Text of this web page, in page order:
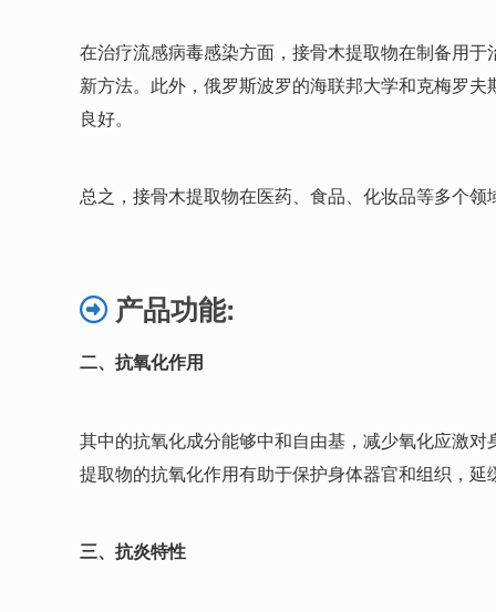
在治疗流感病毒感染方面，接骨木提取物在制备用
新方法。此外，俄罗斯波罗的海联邦大学和克梅罗
良好。
总之，接骨木提取物在医药、食品、化妆品等多个
产品功能:
二、抗氧化作用
其中的抗氧化成分能够中和自由基，减少氧化应激
提取物的抗氧化作用有助于保护身体器官和组织，
三、抗炎特性